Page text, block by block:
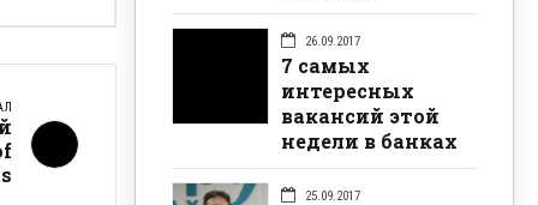
26.09.2017
7 самых
интересных
вакансий этой
недели в банках
25.09.2017